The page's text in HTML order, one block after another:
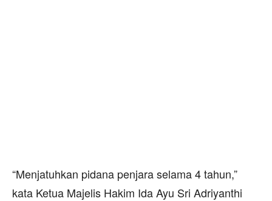
“Menjatuhkan pidana penjara selama 4 tahun,”
kata Ketua Majelis Hakim Ida Ayu Sri Adriyanthi